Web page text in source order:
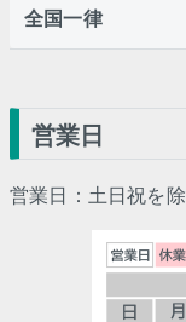
全国一律
営業日
営業日：土日祝を